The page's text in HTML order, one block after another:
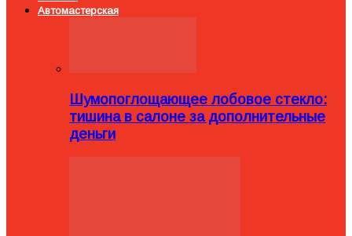
Автомастерская
Шумопоглощающее лобовое стекло:
тишина в салоне за дополнительные
деньги